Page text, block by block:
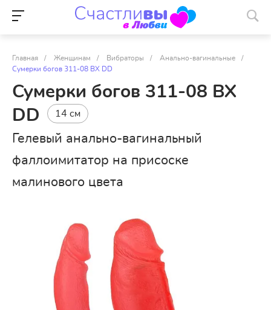
Главная / Женщинам / Вибраторы / Анально-вагинальные
/
Сумерки богов 311-08 BX DD
Сумерки богов 311-08 BX
DD
14 см
Гелевый анально-вагинальный
фаллоимитатор на присоске
малинового цвета